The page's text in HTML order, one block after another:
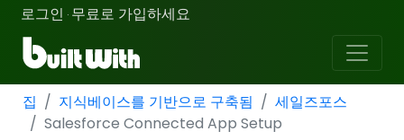
로그인 · 무료로 가입하세요
집 지식베이스를 기반으로 구축됨
세일즈포스
Salesforce Connected App Setup